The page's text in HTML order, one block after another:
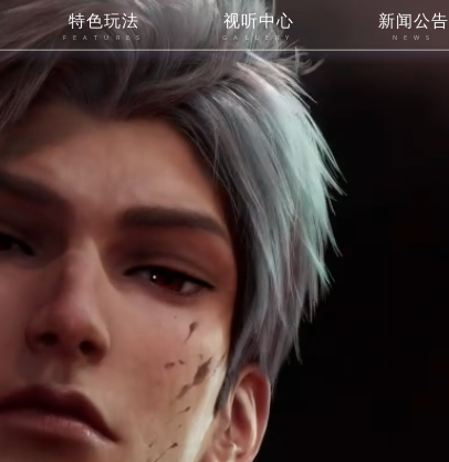
特色玩法
FEATURES
视听中心
GALLERY
新闻公告
NEWS